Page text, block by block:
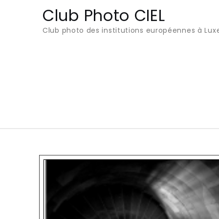
Club Photo CIEL
Club photo des institutions européennes à